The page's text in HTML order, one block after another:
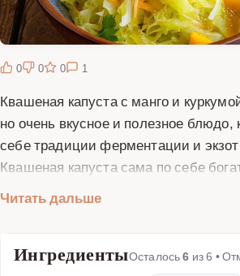
0 0 0 1
Квашеная капуста с манго и
но очень вкусное и полезное блюдо,
себе традиции ферментации и
Квашеная капуста сама по себе
сладковатый вкус и
приятный золотистый оттенок, но и
Читать дальше
ИнгредиентыОсталось6 из6 •